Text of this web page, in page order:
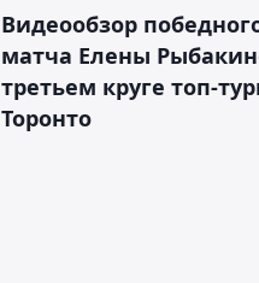
Видеообзор
матча Елены
третьем круге топ-
Торонто